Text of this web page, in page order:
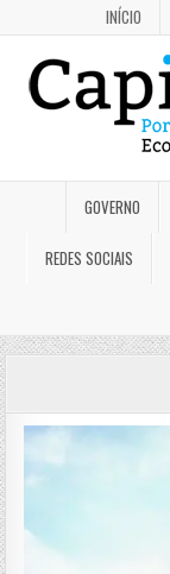
INÍCIO
GOVERNO
REDES SOCIAIS